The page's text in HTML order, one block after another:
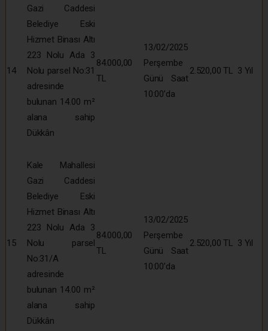
14
Gazi Caddesi
Belediye Eski
Hizmet Binası Altı
223 Nolu Ada 3
Nolu parsel No:31
adresinde
bulunan 14.00 m²
alana sahip
Dükkân
84.000,00
TL
13/02/2025
Perşembe
Günü Saat
10:00’da
2.520,00 TL 3 Yıl
15
Kale Mahallesi
Gazi Caddesi
Belediye Eski
Hizmet Binası Altı
223 Nolu Ada 3
Nolu parsel
No:31/A
adresinde
bulunan 14.00 m²
alana sahip
Dükkân
84.000,00
TL
13/02/2025
Perşembe
Günü Saat
10:00’da
2.520,00 TL 3 Yıl